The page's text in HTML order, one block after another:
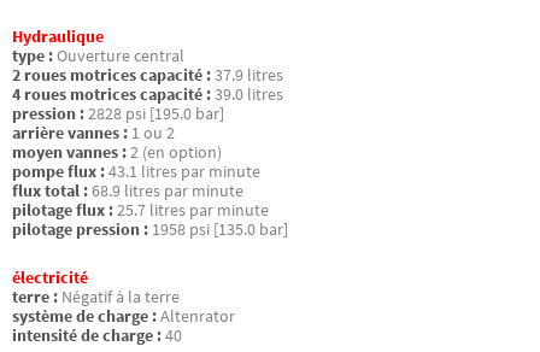
Hydraulique
type :Ouverture central
2 roues motrices capacité :37.9 litres
4 roues motrices capacité :39.0 litres
pression :2828 psi [195.0 bar]
arrière vannes : 1 ou 2
moyen vannes :2 (en option)
pompe flux :43.1 litres par minute
flux total :68.9 litres par minute
pilotage flux :25.7 litres par minute
pilotage pression : 1958 psi [135.0 bar]
électricité
terre : Négatif à la terre
système de charge :Altenrator
intensité de charge :40